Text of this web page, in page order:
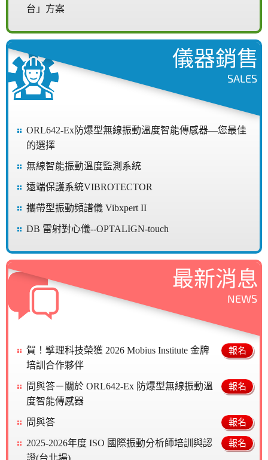
台」方案
儀器銷售
SALES
ORL642-Ex防爆型無線振動溫度智能傳感器—您最佳
的選擇
無線智能振動溫度監測系統
遠端保護系統VIBROTECTOR
攜帶型振動頻譜儀 Vibxpert II
DB 雷射對心儀--OPTALIGN-touch
最新消息
NEWS
賀！擘理科技榮獲 2026 Mobius Institute 金牌
培訓合作夥伴
報名
問與答－關於 ORL642-Ex 防爆型無線振動溫
度智能傳感器
報名
問與答 報名
2025-2026年度 ISO 國際振動分析師培訓與認
報名